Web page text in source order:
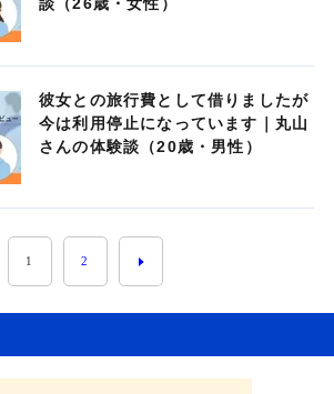
彼女との旅行費として借りましたが
今は利用停止になっています｜丸山
さんの体験談（20歳・男性）
1 2